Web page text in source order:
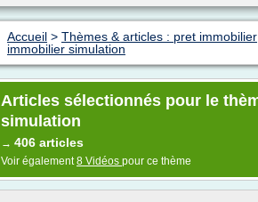
Accueil > Thèmes & articles : pret immobilier
immobilier simulation
Articles sélectionnés pour le
simulation
→ 406 articles
Voir également8 Vidéos pour ce thème